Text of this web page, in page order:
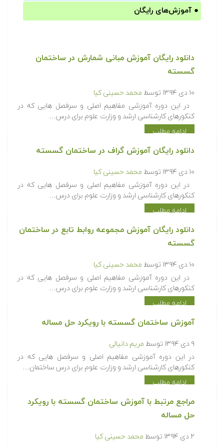
● آموزش‌های رایگان
دانلود رایگان آموزش مبانی شمارش در ساختمان
گسسته
۱۰ دی ۱۳۹۴ توسط محمد حسینی کیا
در این دوره آموزشی مفاهیم اصلی و سرفصل هایی که در
کنکورهای کارشناسی ارشد و وزارت علوم برای درس…
ادامه مطلب
دانلود رایگان آموزش گراف در ساختمان گسسته
۱۰ دی ۱۳۹۴ توسط محمد حسینی کیا
در این دوره آموزشی مفاهیم اصلی و سرفصل هایی که در
کنکورهای کارشناسی ارشد و وزارت علوم برای درس…
ادامه مطلب
دانلود رایگان آموزش مجموعه روابط تابع در ساختمان
گسسته
۱۰ دی ۱۳۹۴ توسط محمد حسینی کیا
در این دوره آموزشی مفاهیم اصلی و سرفصل هایی که در
کنکورهای کارشناسی ارشد و وزارت علوم برای درس…
ادامه مطلب
آموزش ساختمان گسسته با رویکرد حل مساله
۹ دی ۱۳۹۴ توسط مریم دانیالی
در این دوره آموزشی مفاهیم اصلی و سرفصل هایی که در
کنکورهای کارشناسی ارشد و وزارت علوم برای درس ساختمان…
ادامه مطلب
مراجع مرتبط با آموزش ساختمان گسسته با رویکرد
حل مساله
۲ دی ۱۳۹۴ توسط محمد حسینی کیا